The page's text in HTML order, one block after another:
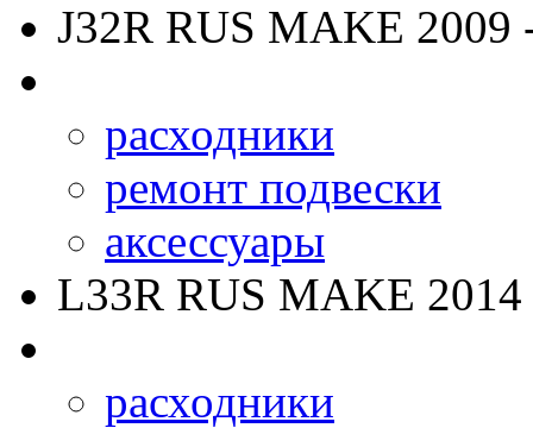
J32R RUS MAKE 2009
расходники
ремонт подвески
аксессуары
L33R RUS MAKE 2014
расходники